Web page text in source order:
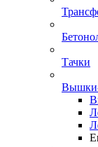
Тачки
Вышки-